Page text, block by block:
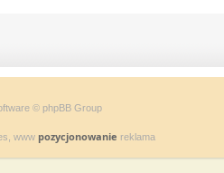
© phpBB Group
www pozycjonowanie reklama